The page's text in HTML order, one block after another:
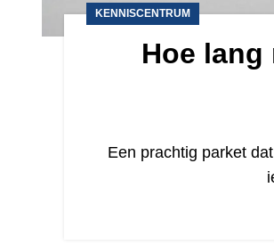
KENNISCENTRUM
Hoe
Een prachtig parket